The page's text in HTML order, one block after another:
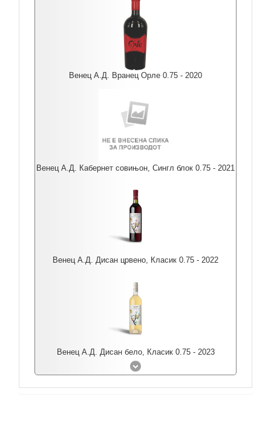
Венец А.Д. Вранец Орле 0.75 - 2020
Венец А.Д. Кабернет совињон, Сингл блок 0.75 - 2021
Венец А.Д. Дисан црвено, Класик 0.75 - 2022
Венец А.Д. Дисан бело, Класик 0.75 - 2023